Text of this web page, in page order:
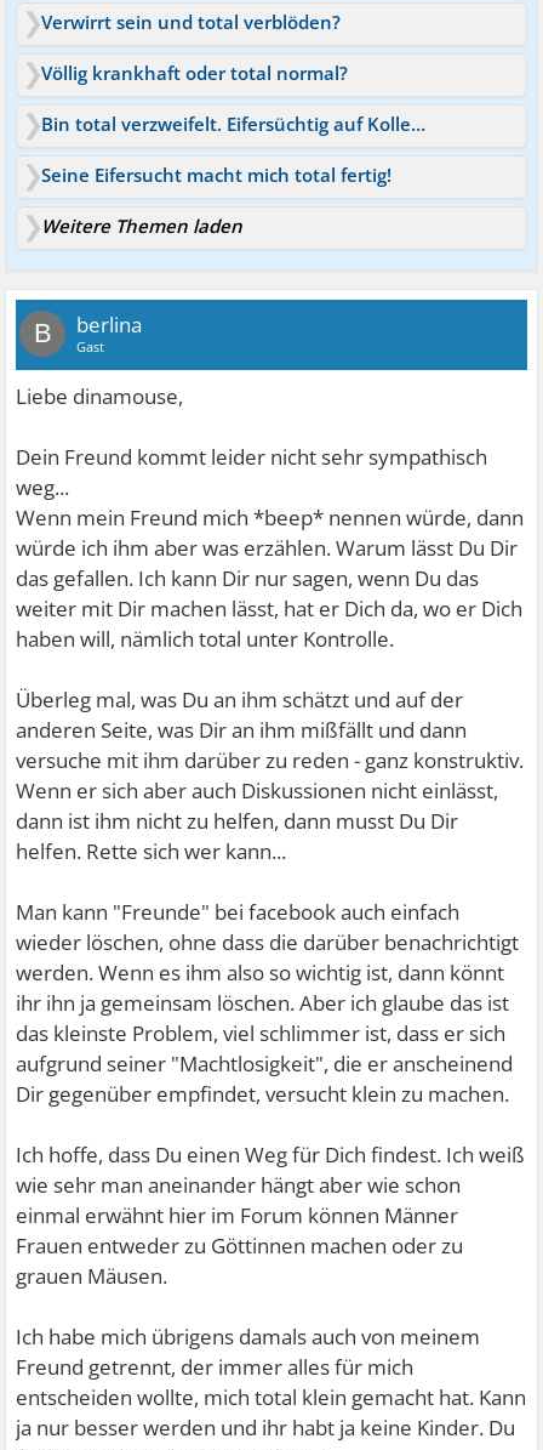
Verwirrt sein und total verblöden?
Völlig krankhaft oder total normal?
Bin total verzweifelt. Eifersüchtig auf Kollegin
Seine Eifersucht macht mich total fertig!
Weitere Themen laden
B berlina
Gast
Liebe dinamouse,
Dein Freund kommt leider nicht sehr sympathisch
weg...
Wenn mein Freund mich *beep* nennen würde, dann
würde ich ihm aber was erzählen. Warum lässt Du Dir
das gefallen. Ich kann Dir nur sagen, wenn Du das
weiter mit Dir machen lässt, hat er Dich da, wo er Dich
haben will, nämlich total unter Kontrolle.
Überleg mal, was Du an ihm schätzt und auf der
anderen Seite, was Dir an ihm mißfällt und dann
versuche mit ihm darüber zu reden - ganz konstruktiv.
Wenn er sich aber auch Diskussionen nicht einlässt,
dann ist ihm nicht zu helfen, dann musst Du Dir
helfen. Rette sich wer kann...
Man kann "Freunde" bei facebook auch einfach
wieder löschen, ohne dass die darüber benachrichtigt
werden. Wenn es ihm also so wichtig ist, dann könnt
ihr ihn ja gemeinsam löschen. Aber ich glaube das ist
das kleinste Problem, viel schlimmer ist, dass er sich
aufgrund seiner "Machtlosigkeit", die er anscheinend
Dir gegenüber empfindet, versucht klein zu machen.
Ich hoffe, dass Du einen Weg für Dich findest. Ich weiß
wie sehr man aneinander hängt aber wie schon
einmal erwähnt hier im Forum können Männer
Frauen entweder zu Göttinnen machen oder zu
grauen Mäusen.
Ich habe mich übrigens damals auch von meinem
Freund getrennt, der immer alles für mich
entscheiden wollte, mich total klein gemacht hat. Kann
ja nur besser werden und ihr habt ja keine Kinder. Du